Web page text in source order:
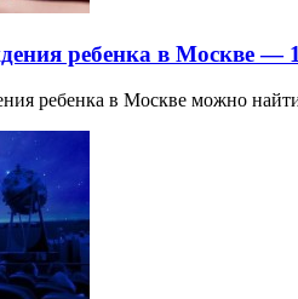
ребенка в Москве —
ребенка в Москве можно